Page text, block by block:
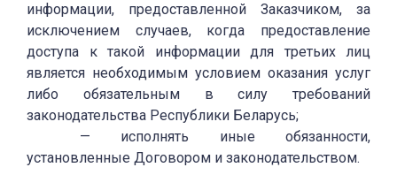
информации, предоставленной Заказчиком, за
исключением случаев, когда предоставление
доступа к такой информации для третьих лиц
является необходимым условием оказания услуг
либо обязательным в силу требований
законодательства Республики Беларусь;
— исполнять иные обязанности,
установленные Договором и законодательством.